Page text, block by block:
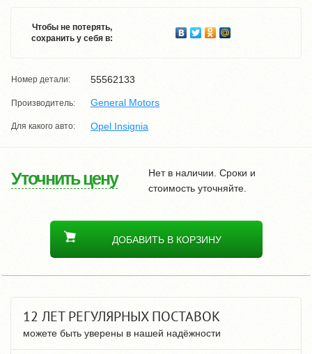
Чтобы не потерять,
сохранить у себя в:
Номер детали: 55562133
Производитель: General Motors
Для какого авто: Opel Insignia
Уточнить цену
Нет в наличии. Сроки и
стоимость уточняйте.
ДОБАВИТЬ В КОРЗИНУ
12 ЛЕТ РЕГУЛЯРНЫХ ПОСТАВОК
можете быть уверены в нашей надёжности